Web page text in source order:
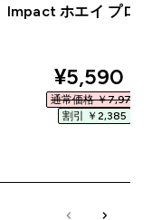
Impact ホエイ プロ
¥5,590‎
通常価格 ￥7,975‎
割引 ￥2,385‎